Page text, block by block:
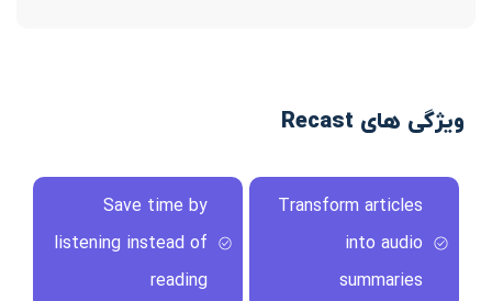
ویژگی های Recast
Transform articles
into audio
summaries
Save time by
listening instead of
reading